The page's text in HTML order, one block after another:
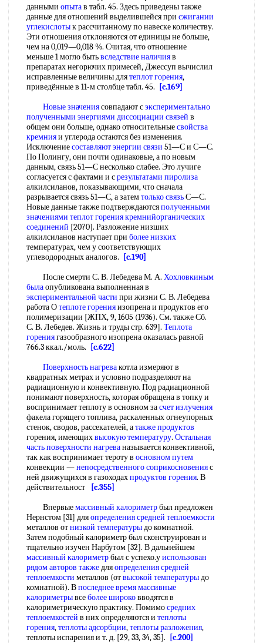
данными опытав табл. 45. Здесь приведены также
данные для отношений выделившейся при сжигании
углекислотык рассчитанному по навеске количеству.
Эти отношения отклоняются от единицы не больше,
чем на 0,019—0,018 %. Считая, что отношение
меньше 1 могло бытьвследствие наличияв
препаратах негорючих примесей, Джессуп вычислил
исправленные величины длятеплот горения,
приведённые в 11-м столбце табл. 45.
[c.169]
Новые значениясовпадают сэкспериментально
полученными энергиями диссоциации связей в
общем они больше, однако относительныесвойства
кремнияи углерода остаются без изменения.
Исключениесоставляют энергии связи 51—С и С—С.
По Полингу, они почти одинаковые, а по новым
данным, связь 51—С несколько слабее. Это лучиге
согласуется с фактами и срезультатами пиролиза
алкилсиланов, показывающими, что сначала
разрывается связь 51—С, а затемтолько связьС—С.
Новые данные также подтверждаютсяполученными
значениями теплот горения кремнийорганических
соединений [2070]. Разложение низших
алкилсиланов наступает при более низких
температурах, чем у соответствующих
углеводородных аналогов.
[c.190]
После смерти С. В. Лебедева М. А. Хохловкиным
былаопубликована выполненная в
экспериментальной части при жизни С. В. Лебедева
работа Отеплоте горенияизопрена и продуктов его
полимеризации [ЖПХ, 9, 1605 (1936). См. также Сб.
С. В. Лебедев. Жизнь и труды стр. 639]. Теплота
горениягазообразного изопрена оказалась равной
766.3 ккал./моль.
[c.622]
Поверхность нагревакотла измеряют в
квадратных метрах и условно подразделяют на
радиационную и конвективную. Под радиационной
понимают поверхность, которая обращена в топку и
воспринимает теплоту в основном засчет излучения
факела горящего топлива, раскаленных огнеупорных
стенок, сводов, рассекателей, атакже продуктов
горения, имеющихвысокую температуру. Остальная
частьповерхности нагреваназывается конвективной,
так как воспринимает тероту в основном путем
конвекции —непосредственного соприкосновенияс
ней движущихся в газоходахпродуктов горения. В
действительност
[c.355]
Впервыемассивный калориметрбыл предложен
Нернстом [31] дляопределения средней теплоемкости
металлов отнизкой температурыдо комнатной.
Затем подобный калориметр был сконструирован и
тщательно изучен Нарбутом [32]. В дальнейшем
массивный калориметрбыл с успехо.уиспользован
рядомавторов такжедляопределения средней
теплоемкости металлов (отвысокой температурыдо
комнатной). Впоследнее времямассивные
калориметрывсеболее широковводятся в
калориметрическую практику. Помимосредних
теплоемкостей в них определяются и теплоты
горения,теплоты адсорбции,теплоты разложения,
теплоты испарения и т. д. [29, 33, 34, 35].
[c.200]